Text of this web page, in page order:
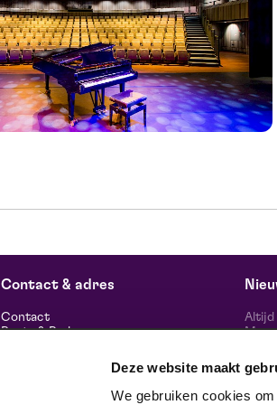
Deze website maakt
We gebruiken cookies
Contact & adres
Contact
Route & Parkeren
Altijd